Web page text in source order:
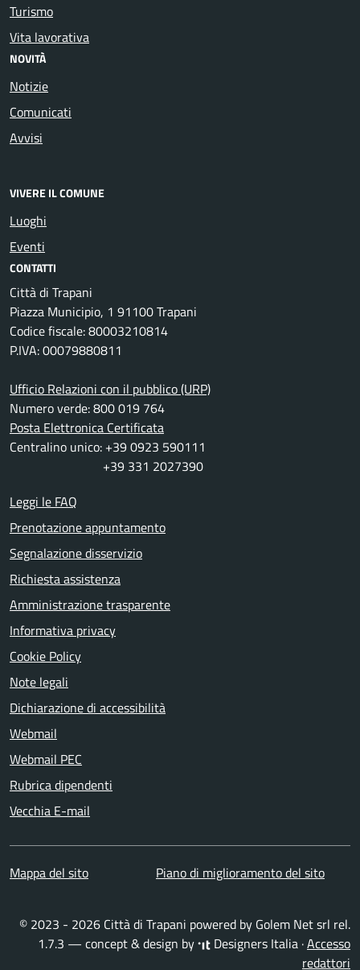
Turismo
Vita lavorativa
NOVITÀ
Notizie
Comunicati
Avvisi
VIVERE IL COMUNE
Luoghi
Eventi
CONTATTI
Città di Trapani
Piazza Municipio, 1 91100 Trapani
Codice fiscale: 80003210814
P.IVA: 00079880811
Ufficio Relazioni con il pubblico (URP)
Numero verde: 800 019 764
Posta Elettronica Certificata
Centralino unico: +39 0923 590111
+39 331 2027390
Leggi le FAQ
Prenotazione appuntamento
Segnalazione disservizio
Richiesta assistenza
Amministrazione trasparente
Informativa privacy
Cookie Policy
Note legali
Dichiarazione di accessibilità
Webmail
Webmail PEC
Rubrica dipendenti
Vecchia E-mail
Mappa del sito Piano di miglioramento del sito
© 2023 - 2026 Città di Trapani powered by Golem Net srl rel.
1.7.3 — concept & design by
Designers Italia ·Accesso
redattori